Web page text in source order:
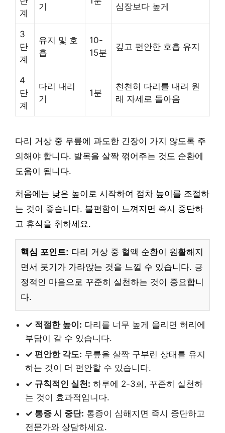
계
기 심장보다 높게
3
단
계
유지 및 호
흡
10-
15분
깊고 편안한 호흡 유지
4
단
계
다리 내리
기
1분
천천히 다리를 내려 원
래 자세로 돌아옴
다리 거상 중 무릎에 과도한 긴장이 가지 않도록 주
의해야 합니다. 발목을 살짝 꺾어주는 것도 순환에
도움이 됩니다.
처음에는 낮은 높이로 시작하여 점차 높이를 조절하
는 것이 좋습니다. 불편함이 느껴지면 즉시 중단하
고 휴식을 취하세요.
핵심 포인트: 다리 거상 중 혈액 순환이 원활해지
면서 붓기가 가라앉는 것을 느낄 수 있습니다. 긍
정적인 마음으로 꾸준히 실천하는 것이 중요합니
다.
✓ 적절한 높이: 다리를 너무 높게 올리면 허리에
부담이 갈 수 있습니다.
✓ 편안한 각도: 무릎을 살짝 구부린 상태를 유지
하는 것이 더 편안할 수 있습니다.
✓ 규칙적인 실천: 하루에 2-3회, 꾸준히 실천하
는 것이 효과적입니다.
✓ 통증 시 중단: 통증이 심해지면 즉시 중단하고
전문가와 상담하세요.